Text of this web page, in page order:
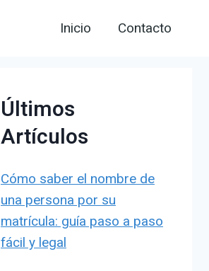
Inicio Contacto
Últimos
Artículos
Cómo saber el nombre de
una persona por su
matrícula: guía paso a paso
fácil y legal